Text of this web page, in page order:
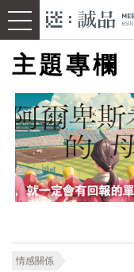
主題專欄
情感關係